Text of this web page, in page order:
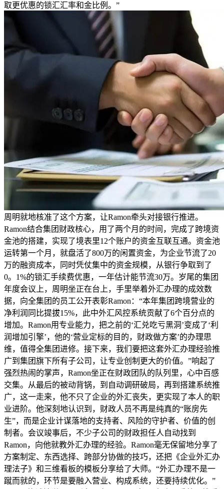
取更优惠的锁汇汇率和金比例。”
周明就地核准了这个方案，让Ramon牵头对接银行推进。
Ramon结合集团财政核心，用了两个月的时间，完成了跨境资
金池的搭建，实现了境表里12个账户的资金互联互通。资金池
运转第一个月，就盘活了800万的闲置资金，为企业节流了20
万的融资成本，同时凭仗集中的资金规模，从银行争取到了
0。1%的锁汇手续费优惠，一年估计能节流30万。岁尾的集团
年度会议上，周明坐正在台上，手里举着外汇办理的成效数
据，向全集团的员工公开表彰Ramon：“本年集团跨境营业的
净利润同比提拔15%，此中外汇风控系统贡献了6个百分点的
增加。Ramon用专业能力，把之前的‘汇兑吃亏黑洞’变成了‘利
润增加引擎’，他的‘营业定标的目的，财政做方案’的办理思
维，值得全集团进修。接下来，我们要把这套外汇办理经验推
广到集团旗下所有子公司，让专业创制更大的价值。”响起了
强烈热闹的掌声，Ramon坐正在财政团队的队列里，心中百感
交集。从最后的被动背锅，到自动调研破局，再到搭建系统推
广，这一走来，他不只了企业的外汇丧失，更实现了本人的职
业进阶。他深刻地认识到，财政人员不再是纯真的“账房先
生”，而是企业计谋落地的支持者、风险的守护者、价值的创
制者。会议竣事后，不少子公司的财政担任人自动找到
Ramon，向他就教外汇办理的经验。Ramon毫无保留地分享了
方案制定、东西选择、跨部分协做的技巧，还把《企业外汇办
理法子》和三维看板的模板分享给了大师。“外汇办理不是一
蹴而就的，环节是要融入营业、构成系统，还要持续优化。”